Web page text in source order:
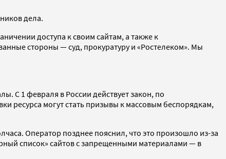
дела.
доступа к своим сайтам, а также к
стороны — суд, прокуратуру и «Ростелеком». Мы
С 1 февраля в России действует закон, по
ресурса могут стать призывы к массовым беспорядкам,
Оператор позднее пояснил, что это произошло из-за
список» сайтов с запрещенными материалами — в